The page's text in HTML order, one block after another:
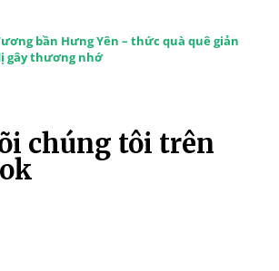
bần Hưng Yên – thức quà quê giản
gây thương nhớ
chúng tôi trên